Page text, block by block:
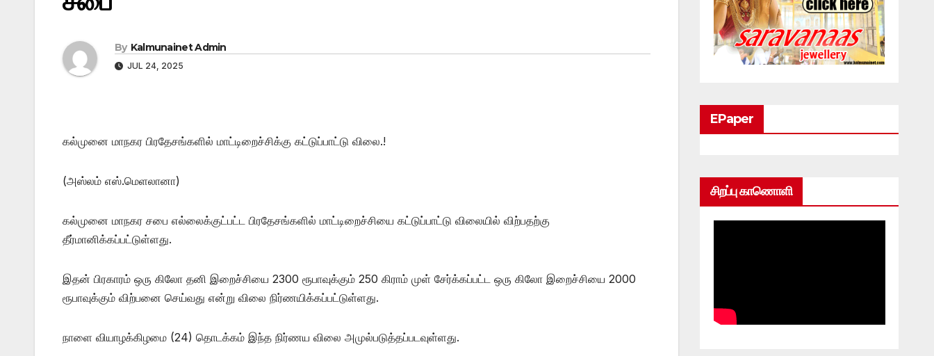
By Kalmunainet Admin
JUL 24, 2025
கல்முனை மாநகர பிரதேசங்களில் மாட்டிறைச்சிக்கு கட்டுப்பாட்டு விலை.!
(அஸ்லம் எஸ்.மெளலானா)
கல்முனை மாநகர சபை எல்லைக்குட்பட்ட பிரதேசங்களில் மாட்டிறைச்சியை கட்டுப்பாட்டு விலையில் விற்பதற்கு
தீர்மானிக்கப்பட்டுள்ளது.
இதன் பிரகாரம் ஒரு கிலோ தனி இறைச்சியை 2300 ரூபாவுக்கும் 250 கிராம் முள் சேர்க்கப்பட்ட ஒரு கிலோ இறைச்சியை 2000
ரூபாவுக்கும் விற்பனை செய்வது என்று விலை நிர்ணயிக்கப்பட்டுள்ளது.
நாளை வியாழக்கிழமை (24) தொடக்கம் இந்த நிர்ணய விலை அமுல்படுத்தப்படவுள்ளது.
EPaper
சிறப்பு காணொளி